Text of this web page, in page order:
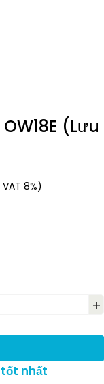
(Lưu
8%)
+
nhất